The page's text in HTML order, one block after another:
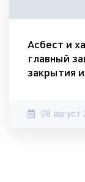
Асбест и
главный
закрытия
08 август